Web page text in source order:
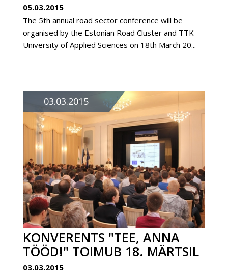
05.03.2015
The 5th annual road sector conference will be
organised by the Estonian Road Cluster and TTK
University of Applied Sciences on 18th March 20...
03.03.2015
KONVERENTS "TEE, ANNA
TÖÖD!" TOIMUB 18. MÄRTSIL
03.03.2015